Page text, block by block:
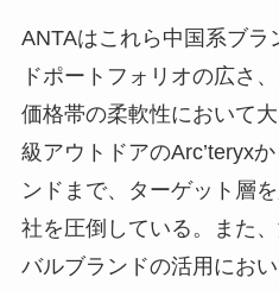
ANTAはこれら中国系ブラ
ドポートフォリオの広さ
価格帯の柔軟性において
級アウトドアのArc’teryx
ンドまで、ターゲット層
社を圧倒している。また
バルブランドの活用にお